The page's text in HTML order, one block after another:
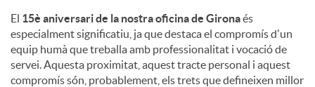
El 15è aniversari de la nostra oficina de Gironaés
especialment significatiu, ja que destaca el compromís d'un
equip humà que treballa amb professionalitat i vocació de
servei. Aquesta proximitat, aquest tracte personal i aquest
compromís són, probablement, els trets que defineixen millor